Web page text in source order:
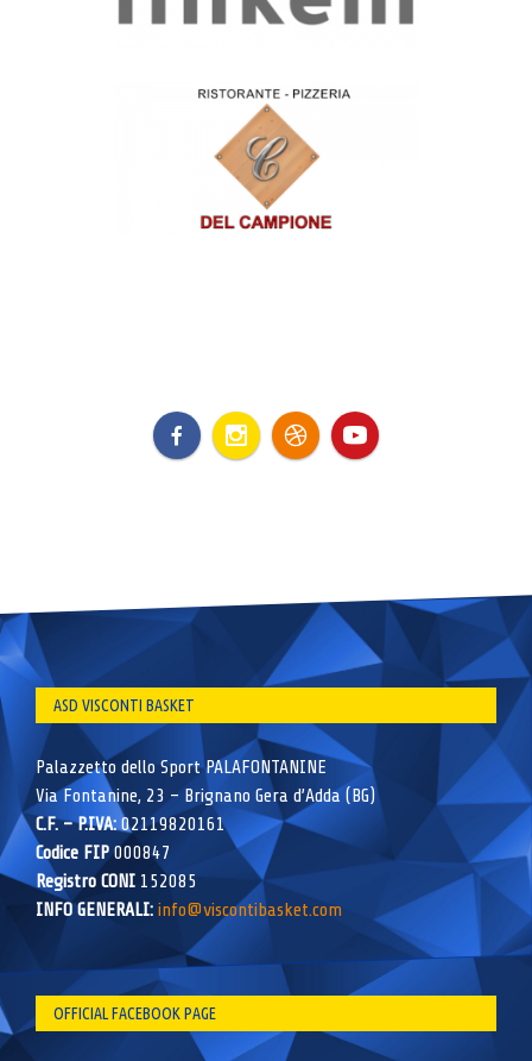
ASD VISCONTI BASKET
Palazzetto dello Sport PALAFONTANINE
Via Fontanine, 23 – Brignano Gera d’Adda (BG)
C.F. – P.IVA:02119820161
Codice FIP000847
Registro CONI 152085
INFO GENERALI: info@viscontibasket.com
OFFICIAL FACEBOOK PAGE